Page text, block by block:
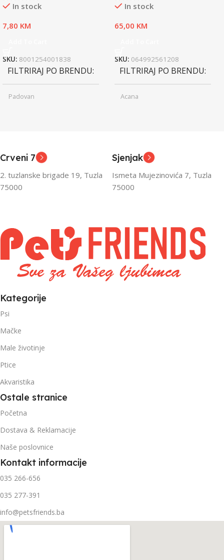
In stock
7,80 KM
SKU: 8001254001838
FILTRIRAJ PO BRENDU
Padovan
FILTRIRAJ PO TEŽINI
1kg – 3kg
In stock
65,00 KM
SKU: 064992561208
FILTRIRAJ PO BRENDU
Acana
FILTRIRAJ PO TEŽINI
Crveni 7
2. tuzlanske brigade 19, Tuzla
75000
Sjenjak
Ismeta Mujezinovića 7, Tuzla
75000
Kategorije
Psi
Mačke
Male životinje
Ptice
Akvaristika
Ostale stranice
Početna
Dostava & Reklamacije
Naše poslovnice
Kontakt informacije
035 266-656
035 277-391
info@petsfriends.ba